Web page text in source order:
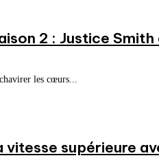
2 : Justice
les cœurs...
vitesse supérieure